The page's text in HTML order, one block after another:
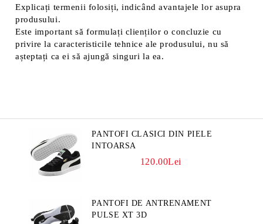
Explicați termenii folosiți, indicând avantajele lor asupra
produsului.
Este important să formulați clienților o concluzie cu
privire la caracteristicile tehnice ale produsului, nu să
așteptați ca ei să ajungă singuri la ea.
PANTOFI CLASICI DIN PIELE
INTOARSA
120.00Lei
PANTOFI DE ANTRENAMENT
PULSE XT 3D